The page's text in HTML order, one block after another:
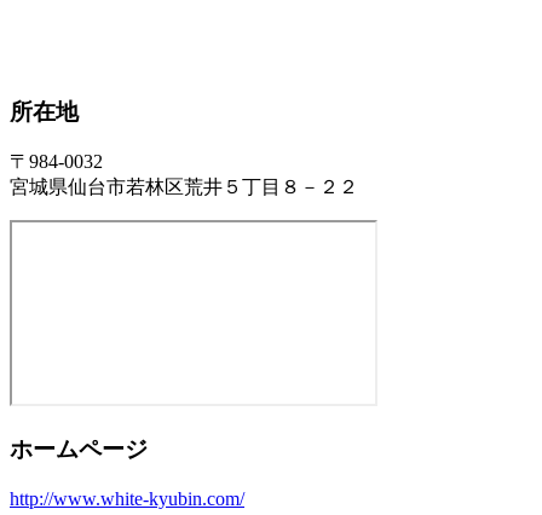
所在地
〒984-0032
宮城県仙台市若林区荒井５丁目８－２２
ホームページ
http://www.white-kyubin.com/